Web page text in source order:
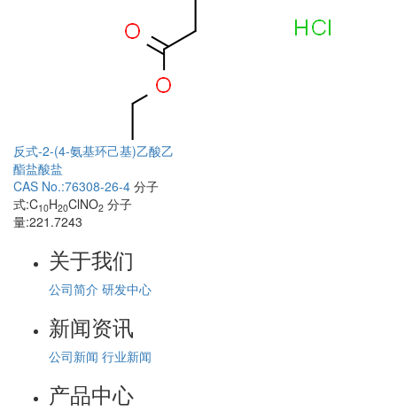
反式-2-(4-氨基环己基)乙酸乙
酯盐酸盐
CAS No.:76308-26-4 分子
式:C10H20ClNO2 分子
量:221.7243
关于我们
公司简介 研发中心
新闻资讯
公司新闻 行业新闻
产品中心